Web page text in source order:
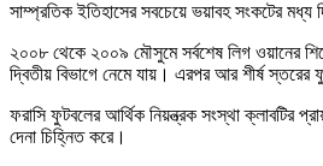
সাম্প্রতিক ইতিহাসের সবচেয়ে ভয়াবহ সংকটের মধ্য
২০০৮ থেকে ২০০৯ মৌসুমে সর্বশেষ লিগ ওয়ানের
দ্বিতীয় বিভাগে নেমে যায়। এরপর আর শীর্ষ স্তরের
ফরাসি ফুটবলের আর্থিক নিয়ন্ত্রক সংস্থা ক্লাবটির
দেনা চিহ্নিত করে।